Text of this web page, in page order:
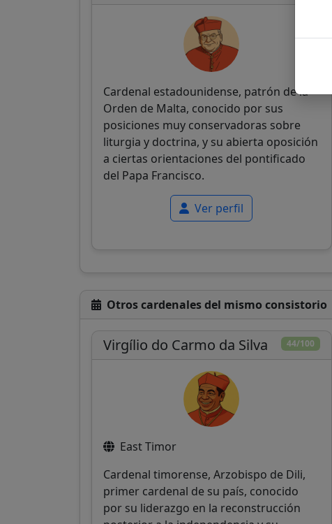
Cardenal estadounidense, patrón de la
Orden de Malta, conocido por sus
posiciones muy conservadoras sobre
liturgia y doctrina, y su abierta oposición
a ciertas orientaciones del pontificado
del Papa Francisco.
Ver perfil
Otros cardenales del mismo consistorio
44/100
Virgílio do Carmo da Silva
East Timor
Cardenal timorense, Arzobispo de Dili,
primer cardenal de su país, conocido
por su liderazgo en la reconstrucción